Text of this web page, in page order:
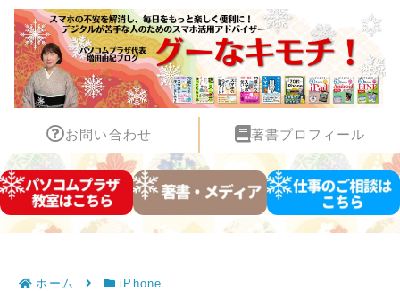
お問い合わせ 著書プロフィール
ホーム iPhone